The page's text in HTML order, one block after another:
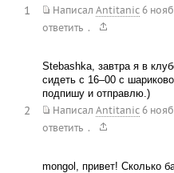
Написал Antitanic 6
ответить .
1
Stebashka, завтра я в
сидеть с 16–00 с
подпишу и отправлю.)
Написал Antitanic 6
ответить .
2
mongol, привет! Сколько